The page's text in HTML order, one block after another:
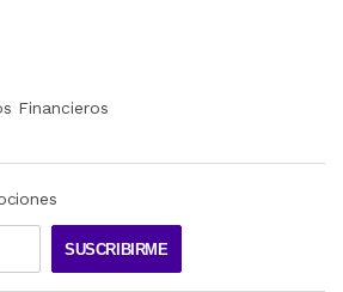
Financieros
SUSCRIBIRME